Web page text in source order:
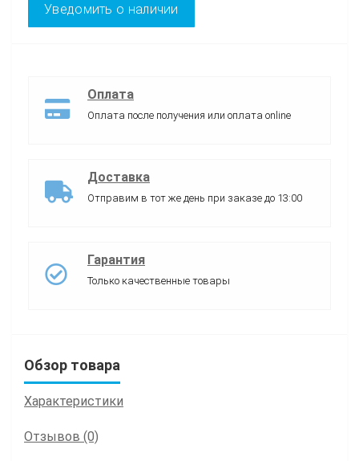
Уведомить о наличии
Оплата
Оплата после получения или оплата online
Доставка
Отправим в тот же день при заказе до 13:00
Гарантия
Только качественные товары
Обзор товара
Характеристики
Отзывов (0)